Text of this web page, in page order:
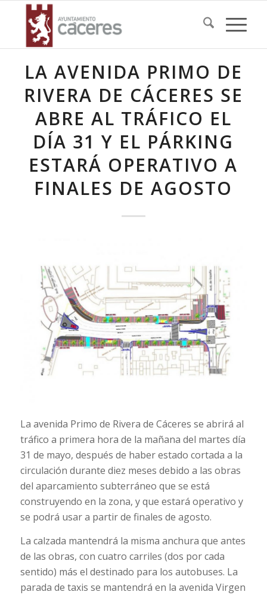
LA AVENIDA PRIMO DE
RIVERA DE CÁCERES SE
ABRE AL TRÁFICO EL
DÍA 31 Y EL PÁRKING
ESTARÁ OPERATIVO A
FINALES DE AGOSTO
La avenida Primo de Rivera de Cáceres se abrirá al
tráfico a primera hora de la mañana del martes día
31 de mayo, después de haber estado cortada a la
circulación durante diez meses debido a las obras
del aparcamiento subterráneo que se está
construyendo en la zona, y que estará operativo y
se podrá usar a partir de finales de agosto.
La calzada mantendrá la misma anchura que antes
de las obras, con cuatro carriles (dos por cada
sentido) más el destinado para los autobuses. La
parada de taxis se mantendrá en la avenida Virgen